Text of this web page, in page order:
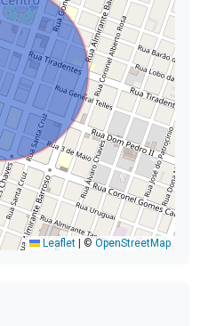
Leaflet © OpenStreetMap